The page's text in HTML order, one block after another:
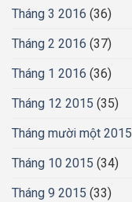
Tháng 3 2016 (36)
Tháng 2 2016 (37)
Tháng 1 2016 (36)
Tháng 12 2015 (35)
Tháng mười một 2015
Tháng 10 2015 (34)
Tháng 9 2015 (33)